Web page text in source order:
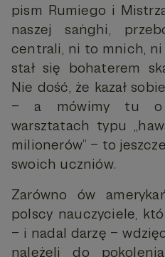
pism Rumiego i
naszej saṅghi,
centrali, ni to mnich, ni
stał się bohaterem
Nie dość, że kazał
– a mówimy tu o
warsztatach typu
milionerów” – to
swoich uczniów.
Zarówno ów
polscy nauczyciele,
– i nadal darzę –
należeli do